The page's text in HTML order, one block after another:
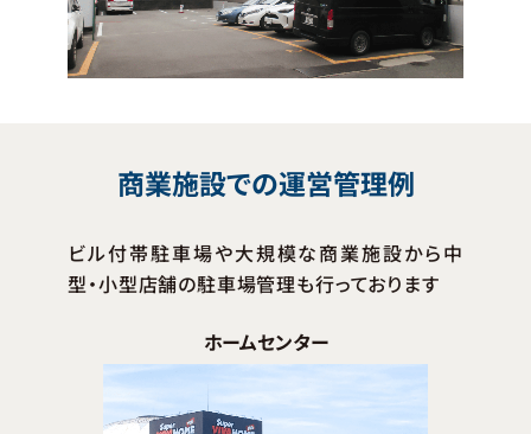
商業施設での運営管理例
ビル付帯駐車場や大規模な商業施設から中
型・小型店舗の駐車場管理も行っております
ホームセンター